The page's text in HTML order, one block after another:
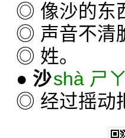
◎ 像沙的东
◎ 声音不清
◎ 姓。
● 沙shà ㄕ
◎ 经过摇动